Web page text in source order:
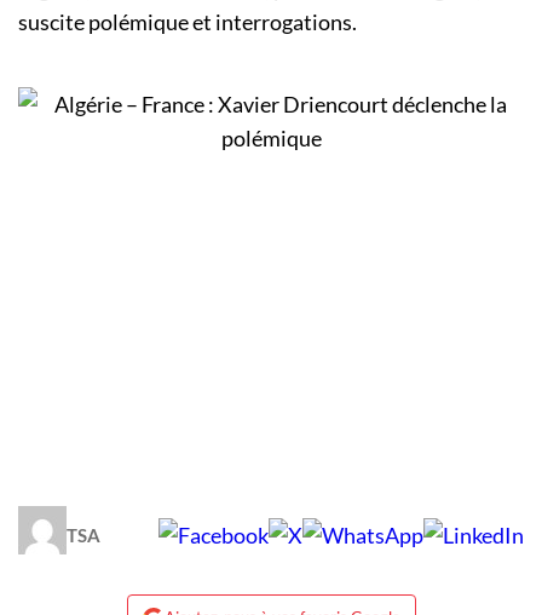
suscite polémique et interrogations.
TSA